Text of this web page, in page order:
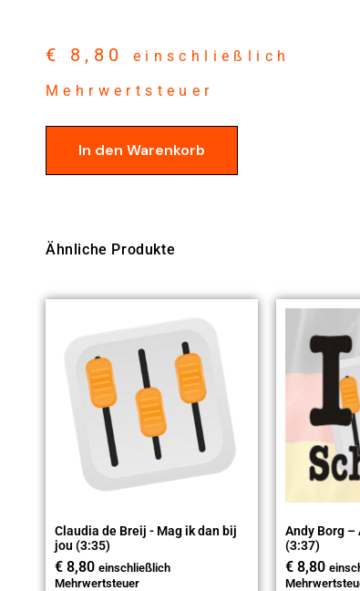
€ 8,80
einschließlich
Mehrwertsteuer
In den Warenkorb
Ähnliche Produkte
Claudia de Breij - Mag ik dan bij
jou (3:35)
€ 8,80 einschließlich
Mehrwertsteuer
Andy Borg –
(3:37)
€8,80